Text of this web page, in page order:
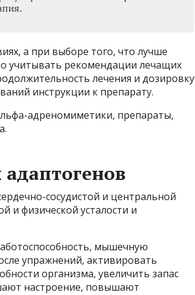
а при выборе того, что лучше
учитывать рекомендации лечащих
лечения и дозировку
инструкции к препарату.
адреномиметики, препараты,
сосудистой и центральной
и физической усталости и
мышечную
упражнений, активировать
организма, увеличить запас
настроение, повышают